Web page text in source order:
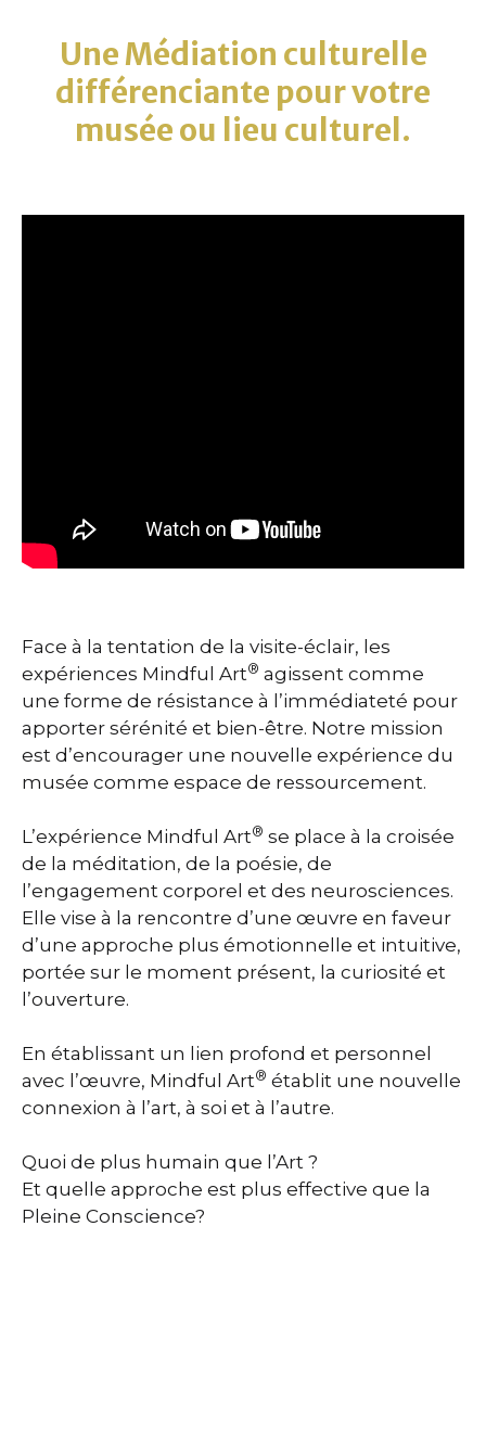
Une Médiation culturelle
différenciante pour votre
musée ou lieu culturel.
Face à la tentation de la visite-éclair, les
expériences Mindful Art® agissent comme
une forme de résistance à l’immédiateté pour
apporter sérénité et bien-être. Notre mission
est d’encourager une nouvelle expérience du
musée comme espace de ressourcement.
L’expérience Mindful Art® se place à la croisée
de la méditation, de la poésie, de
l’engagement corporel et des neurosciences.
Elle vise à la rencontre d’une œuvre en faveur
d’une approche plus émotionnelle et intuitive,
portée sur le moment présent, la curiosité et
l’ouverture.
En établissant un lien profond et personnel
avec l’œuvre, Mindful Art® établit une nouvelle
connexion à l’art, à soi et à l’autre.
Quoi de plus humain que l’Art ?
Et quelle approche est plus effective que la
Pleine Conscience?